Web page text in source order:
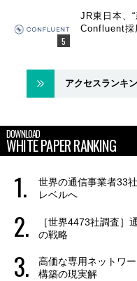
JR東日本、
Confluent採
アクセスランキ
DOWNLOAD
WHITE PAPER RANKING
世界の通信事業者33
レベルへ
［世界4473社調査］
の戦略
高価な専用ネットワ
構築の現実解